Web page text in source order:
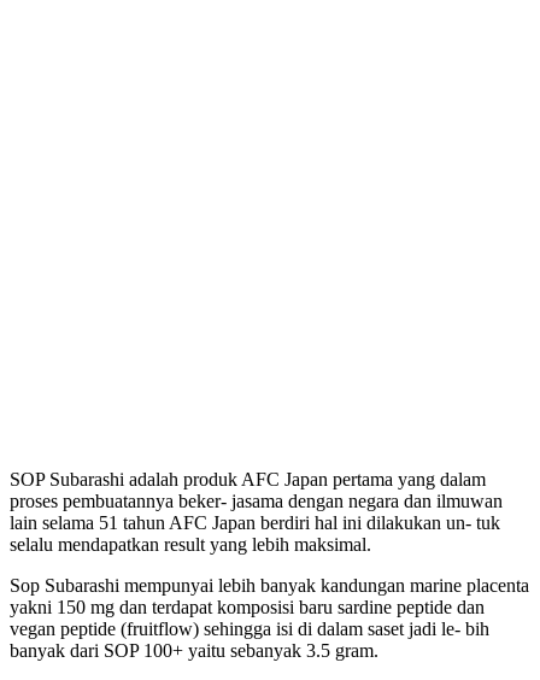
SOP Subarashi adalah produk AFC Japan pertama yang dalam
proses pembuatannya beker- jasama dengan negara dan ilmuwan
lain selama 51 tahun AFC Japan berdiri hal ini dilakukan un- tuk
selalu mendapatkan result yang lebih maksimal.
Sop Subarashi mempunyai lebih banyak kandungan marine placenta
yakni 150 mg dan terdapat komposisi baru sardine peptide dan
vegan peptide (fruitflow) sehingga isi di dalam saset jadi le- bih
banyak dari SOP 100+ yaitu sebanyak 3.5 gram.